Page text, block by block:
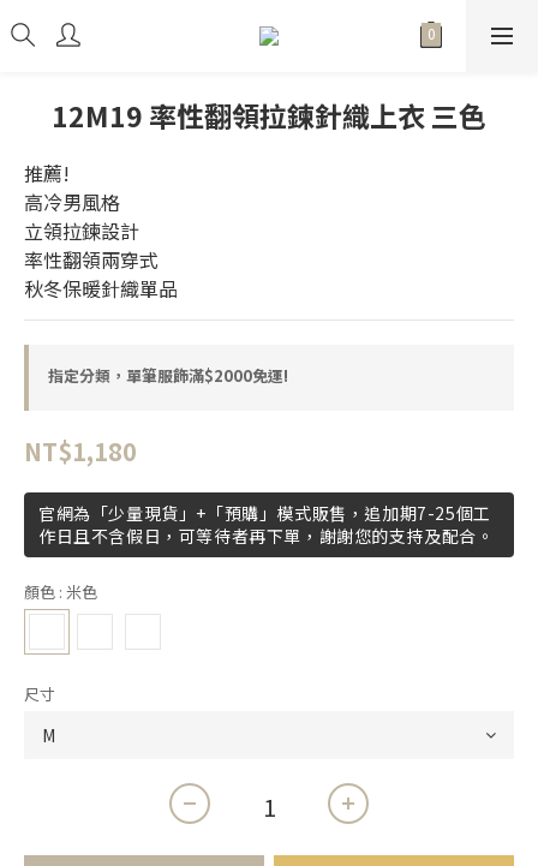
12M19 率性翻領拉鍊針織上衣 三色
推薦!
高冷男風格
立領拉鍊設計
率性翻領兩穿式
秋冬保暖針織單品
指定分類，單筆服飾滿$2000免運!
NT$1,180
官網為「少量現貨」+「預購」模式販售，追加期7-25個工
作日且不含假日，可等待者再下單，謝謝您的支持及配合。
顏色 : 米色
尺寸